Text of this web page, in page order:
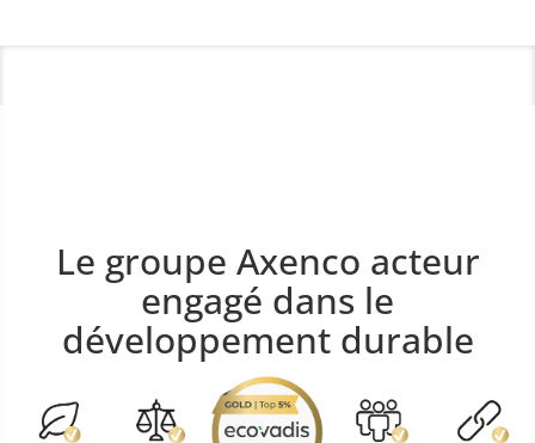
Le groupe Axenco acteur
engagé dans le
développement durable